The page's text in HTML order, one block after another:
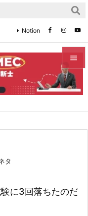


メニュ

検索
Notion
タ
に3回落ちたのだ